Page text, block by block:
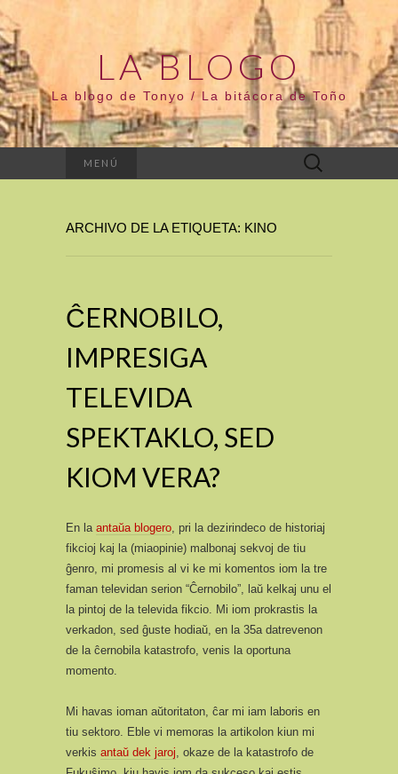
LA BLOGO
La blogo de Tonyo / La bitácora de Toño
MENÚ Buscar:
ARCHIVO DE LA ETIQUETA: KINO
ĈERNOBILO,
IMPRESIGA
TELEVIDA
SPEKTAKLO, SED
KIOM VERA?
En la antaŭa blogero, pri la dezirindeco de historiaj
fikcioj kaj la (miaopinie) malbonaj sekvoj de tiu
ĝenro, mi promesis al vi ke mi komentos iom la tre
faman televidan serion “Ĉernobilo”, laŭ kelkaj unu el
la pintoj de la televida fikcio. Mi iom prokrastis la
verkadon, sed ĝuste hodiaŭ, en la 35a datrevenon
de la ĉernobila katastrofo, venis la oportuna
momento.
Mi havas ioman aŭtoritaton, ĉar mi iam laboris en
tiu sektoro. Eble vi memoras la artikolon kiun mi
verkis antaŭ dek jaroj, okaze de la katastrofo de